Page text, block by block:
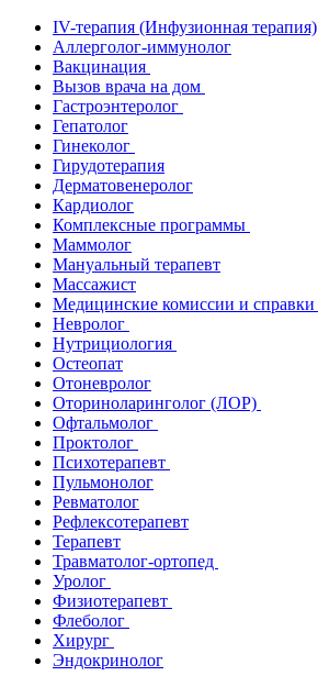
IV-терапия (Инфузионная терапия)
Аллерголог-иммунолог
Вакцинация
Вызов врача на дом
Гастроэнтеролог
Гепатолог
Гинеколог
Гирудотерапия
Дерматовенеролог
Кардиолог
Комплексные программы
Маммолог
Мануальный терапевт
Массажист
Медицинские комиссии и справки
Невролог
Нутрициология
Остеопат
Отоневролог
Оториноларинголог (ЛОР)
Офтальмолог
Проктолог
Психотерапевт
Пульмонолог
Ревматолог
Рефлексотерапевт
Терапевт
Травматолог-ортопед
Уролог
Физиотерапевт
Флеболог
Хирург
Эндокринолог